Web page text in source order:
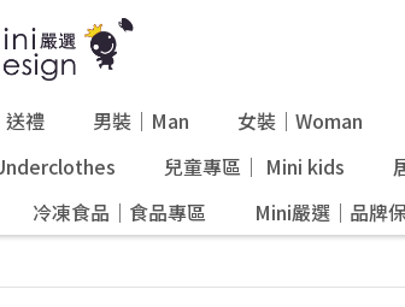
送禮 男裝｜Man 女裝｜Woman
兒童專區｜ Mini kids
冷凍食品｜食品專區 Mini嚴選｜品牌